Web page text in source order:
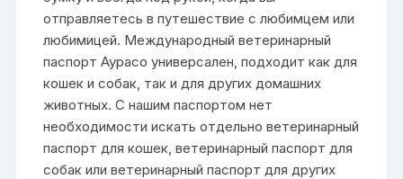
отправляетесь в путешествие с любимцем или
любимицей. Международный ветеринарный
паспорт Аурасо универсален, подходит как для
кошек и собак, так и для других домашних
животных. С нашим паспортом нет
необходимости искать отдельно ветеринарный
паспорт для кошек, ветеринарный паспорт для
собак или ветеринарный паспорт для других